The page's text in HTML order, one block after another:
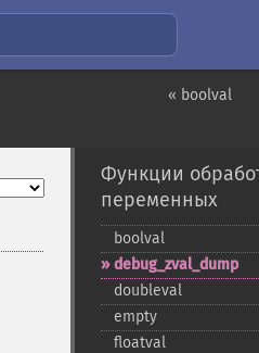
« boolval
Функции
переменных
boolval
debug_​zval_​dump
doubleval
empty
floatval